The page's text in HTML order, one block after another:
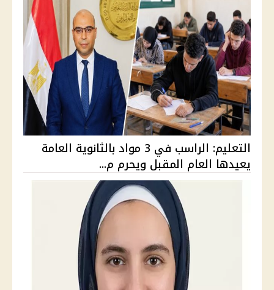
التعليم: الراسب في 3 مواد بالثانوية العامة
يعيدها العام المقبل ويحرم م...